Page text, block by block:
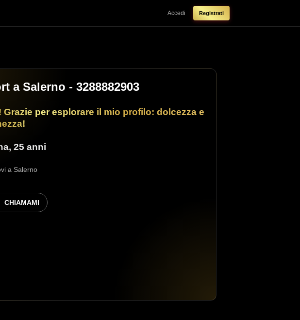
Accedi Registrati
a Salerno - 3288882903
Grazie per esplorare il mio profilo: dolcezza e
, 25 anni
a Salerno
CHIAMAMI